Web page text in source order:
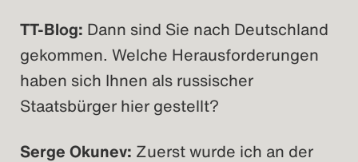
TT-Blog: Dann sind Sie nach Deutschland
gekommen. Welche Herausforderungen
haben sich Ihnen als russischer
Staatsbürger hier gestellt?
Serge Okunev: Zuerst wurde ich an der